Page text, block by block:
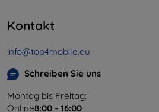
Kontakt
info@top4mobile.eu
Schreiben Sie uns
Montag bis Freitag:
Online8:00 - 16:00